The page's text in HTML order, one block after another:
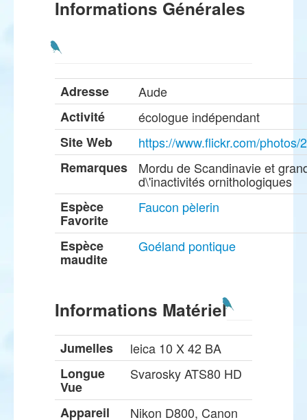
Informations Générales
Adresse
Aude
Activité
écologue indépendant
Site Web
https://www.flickr.com/photos/
Remarques
Mordu de Scandinavie et
d\'inactivités ornithologiques
Espèce
Favorite
Faucon pèlerin
Espèce
maudite
Goéland pontique
Informations Matériel
Jumelles
leica 10 X 42 BA
Longue
Vue
Svarosky ATS80 HD
Appareil Nikon D800, Canon